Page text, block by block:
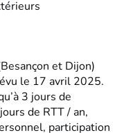
et Dijon)
le 17 avril 2025.
3 jours de
de RTT / an,
participation